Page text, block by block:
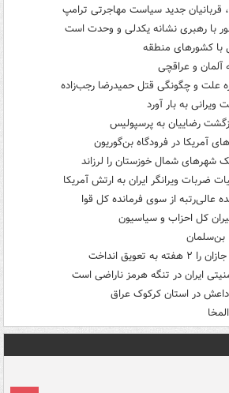
قربانیان جدید سیاست مهاجرتی ترامپ
با رهبری نشانه یکدلی و وحدت است
با کشورهای منطقه
آلمان و عراقچی
علت و چگونگی قتل حمیدرضا رجب‌زاده
به بار آورد
رضاییان به پرسپولیس
آمریکا در فرودگاه بن‌گوریون
ضربات ویرانگر ایران به ارتش آمریکا
عالی‌رتبه از سوی فرمانده کل قوا
کل احزاب و سیاسیون
بن‌سلمان
انداخت
ایران در تنگه هرمز ناراضی است